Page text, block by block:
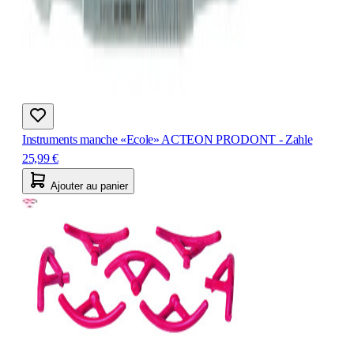
Instruments manche «Ecole» ACTEON PRODONT - Zahle
25,99 €
Ajouter au panier